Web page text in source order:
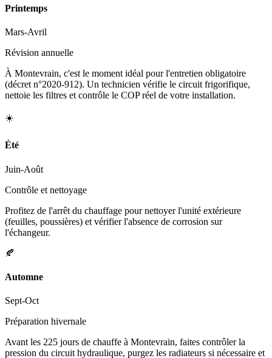
Printemps
Mars-Avril
Révision annuelle
À Montevrain, c'est le moment idéal pour l'entretien obligatoire
(décret n°2020-912). Un technicien vérifie le circuit frigorifique,
nettoie les filtres et contrôle le COP réel de votre installation.
☀️
Été
Juin-Août
Contrôle et nettoyage
Profitez de l'arrêt du chauffage pour nettoyer l'unité extérieure
(feuilles, poussières) et vérifier l'absence de corrosion sur
l'échangeur.
🍂
Automne
Sept-Oct
Préparation hivernale
Avant les 225 jours de chauffe à Montevrain, faites contrôler la
pression du circuit hydraulique, purgez les radiateurs si nécessaire et